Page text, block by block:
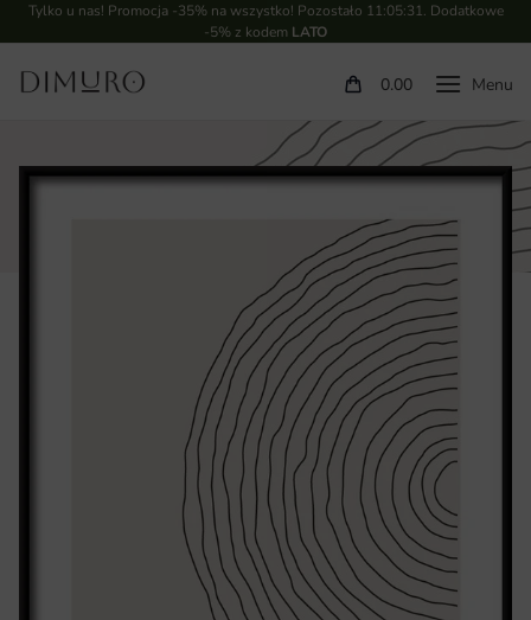
Tylko u nas! Promocja -35% na wszystko! Pozostało 11:05:31. Dodatkowe
-5% z kodem LATO
0.00